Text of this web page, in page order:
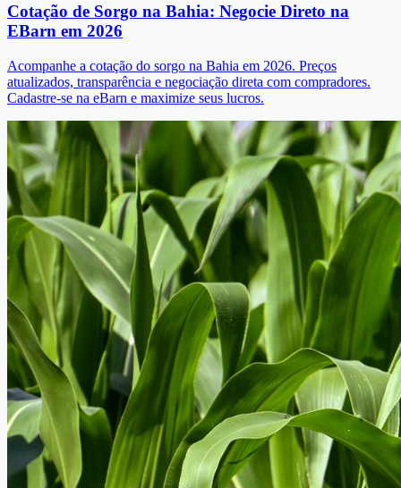
Cotação de Sorgo na Bahia: Negocie Direto na
EBarn em 2026
Acompanhe a cotação do sorgo na Bahia em 2026. Preços
atualizados, transparência e negociação direta com compradores.
Cadastre-se na eBarn e maximize seus lucros.